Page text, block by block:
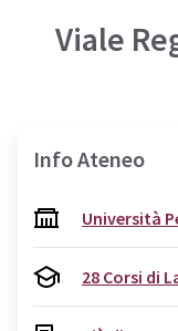
Viale
Info Ateneo
Università
28 Corsi di